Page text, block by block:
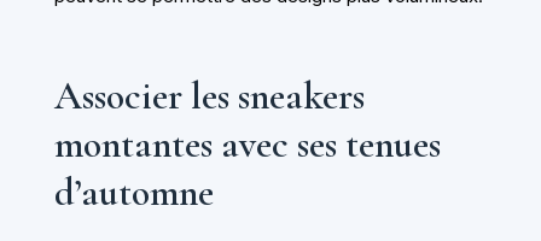
Associer les sneakers
montantes avec ses tenues
d’automne